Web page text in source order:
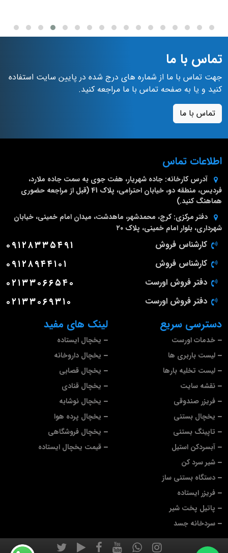
تماس با ما
جهت تماس با ما از شماره های درج شده در پایین سایت استفاده
کنید و یا به صفحه تماس با ما مراجعه کنید.
تماس با ما
لینک های مفید
یخچال ایستاده
یخچال داروخانه
یخچال قصابی
یخچال قنادی
یخچال نوشابه
یخچال پرده هوا
یخچال فروشگاهی
قیمت یخچال ایستاده
دسترسی سریع
خدمات اورست
لیست باربری ها
لیست تخلیه بارها
نقشه سایت
فریزر صندوقی
یخچال بستنی
تاپینگ بستنی
آبسردکن استیل
شیر سرد کن
دستگاه بستنی ساز
فریزر ایستاده
پاتیل پخت شیر
سردخانه جسد
اطلاعات تماس
آدرس کارخانه: جاده شهریار، هفت جوی به سمت جاده ملارد،
فردیس، منطقه دو، خیابان احترامی، پلاک 41 (قبل از مراجعه حضوری
هماهنگ کنید.)
دفتر مرکزی: کرج، محمدشهر، ماهدشت، میدان امام خمینی، خیابان
شهرداری، بلوار امام خمینی، پلاک ۲۰
کارشناس فروش ۰۹۱۲۸۳۳۵۴۹۱
کارشناس فروش ۰۹۱۲۸۹۴۴۱۰۱
دفتر فروش اورست ۰۲۱۳۳۰۶۶۵۴۰
دفتر فروش اورست ۰۲۱۳۳۰۶۹۳۱۰